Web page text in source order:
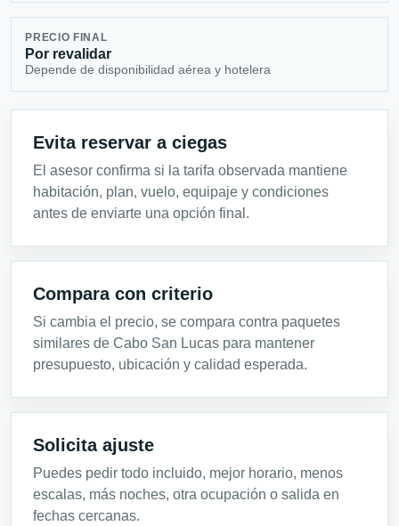
PRECIO FINAL
Por revalidar
Depende de disponibilidad aérea y hotelera
Evita reservar a ciegas
El asesor confirma si la tarifa observada mantiene
habitación, plan, vuelo, equipaje y condiciones
antes de enviarte una opción final.
Compara con criterio
Si cambia el precio, se compara contra paquetes
similares de Cabo San Lucas para mantener
presupuesto, ubicación y calidad esperada.
Solicita ajuste
Puedes pedir todo incluido, mejor horario, menos
escalas, más noches, otra ocupación o salida en
fechas cercanas.